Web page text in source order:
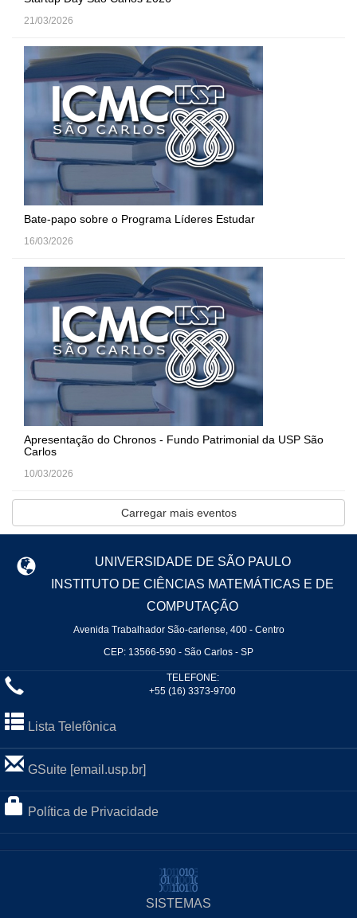
21/03/2026
Bate-papo sobre o Programa Líderes Estudar
16/03/2026
Apresentação do Chronos - Fundo Patrimonial da USP São
Carlos
10/03/2026
Carregar mais eventos
UNIVERSIDADE DE SÃO PAULO
INSTITUTO DE CIÊNCIAS MATEMÁTICAS E DE
COMPUTAÇÃO
Avenida Trabalhador São-carlense, 400 - Centro
CEP: 13566-590 - São Carlos - SP
TELEFONE:
+55 (16) 3373-9700
Lista Telefônica
GSuite [email.usp.br]
Política de Privacidade
SISTEMAS